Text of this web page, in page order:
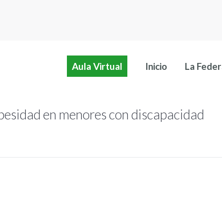
Aula Virtual Inicio La
en menores con discapacidad